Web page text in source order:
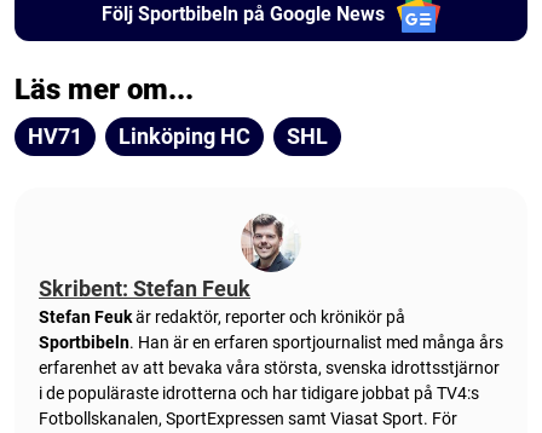
Följ Sportbibeln på Google News
Läs mer om...
HV71 Linköping HC SHL
Skribent: Stefan Feuk
Stefan Feukär redaktör, reporter och krönikör på
Sportbibeln. Han är en erfaren sportjournalist med många års
erfarenhet av att bevaka våra största, svenska idrottsstjärnor
i de populäraste idrotterna och har tidigare jobbat på TV4:s
Fotbollskanalen, SportExpressen samt Viasat Sport. För